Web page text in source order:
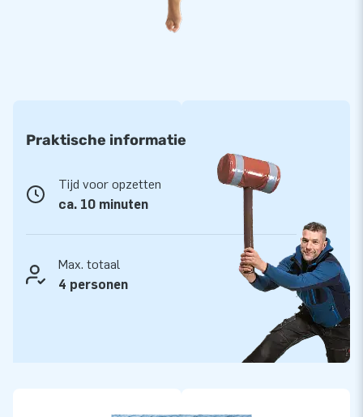
Praktische informatie
Tijd voor opzetten
ca. 10 minuten
Max. totaal
4 personen